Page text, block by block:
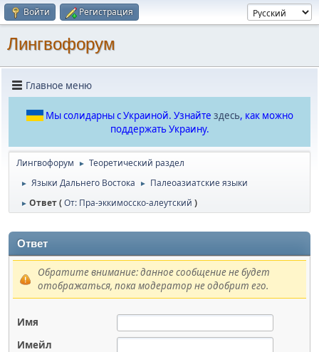
Войти Регистрация
Лингвофорум
Главное меню
Мы солидарны с Украиной. Узнайте здесь, как можно
поддержать Украину.
Лингвофорум ► Теоретический раздел
► Языки Дальнего Востока ► Палеоазиатские языки
► Ответ (От: Пра-эккимосско-алеутский )
Ответ
Обратите внимание: данное сообщение не будет
отображаться, пока модератор не одобрит его.
Имя
Имейл